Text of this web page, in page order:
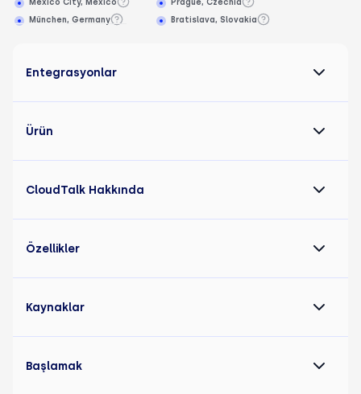
Mexico City, Mexico
München, Germany
Prague, Czechia
Bratislava, Slovakia
Entegrasyonlar
Ürün
CloudTalk Hakkında
Özellikler
Kaynaklar
Başlamak